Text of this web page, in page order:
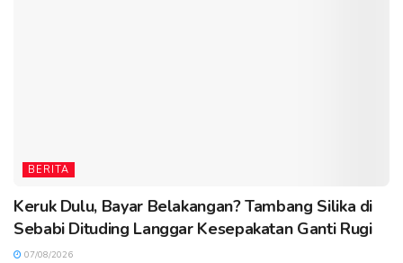
BERITA
Keruk Dulu, Bayar Belakangan? Tambang Silika di
Sebabi Dituding Langgar Kesepakatan Ganti Rugi
07/08/2026